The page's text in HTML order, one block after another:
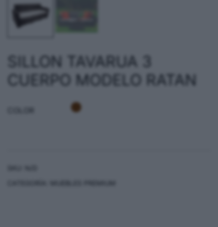
SILLON TAVARUA 3
CUERPO MODELO RATAN